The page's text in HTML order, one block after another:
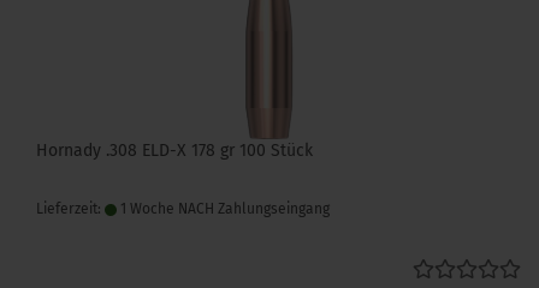
Hornady .308 ELD-X 178 gr 100 Stück
Lieferzeit: 1 Woche NACH Zahlungseingang